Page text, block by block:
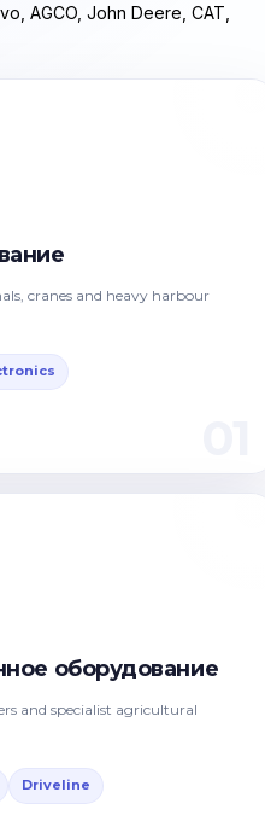
AGCO, John Deere, CAT,
cranes and heavy harbour
оборудование
and specialist agricultural
Driveline